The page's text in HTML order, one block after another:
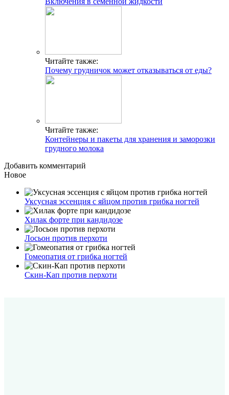
Читайте также:
Почему грудничок может отказываться от еды?
Читайте также:
Контейнеры и пакеты для хранения и заморозки
грудного молока
Добавить комментарий
Новое
Уксусная эссенция с яйцом против грибка ногтей
Хилак форте при кандидозе
Лосьон против перхоти
Гомеопатия от грибка ногтей
Скин-Кап против перхоти